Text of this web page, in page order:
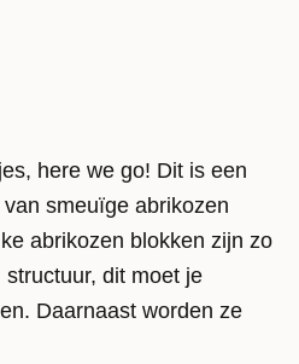
here we go! Dit is een
smeuïge abrikozen
abrikozen blokken zijn zo
dit moet je
Daarnaast worden ze
wat heerlijke geraspte